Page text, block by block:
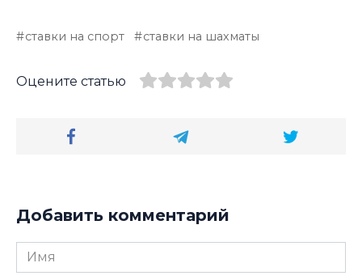
ставки на спорт ставки на шахматы
Оцените статью
Добавить комментарий
Имя
*